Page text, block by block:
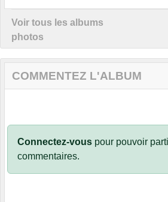
Voir tous les albums
photos
COMMENTEZ L'ALBUM
Connectez-vous pour pouvoir
commentaires.